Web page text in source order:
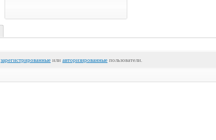
зарегистрированные или авторизированные пользователи.